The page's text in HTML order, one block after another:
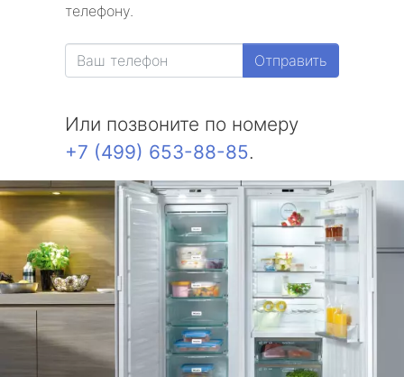
телефону.
Отправить
Или позвоните по номеру
+7 (499) 653-88-85.